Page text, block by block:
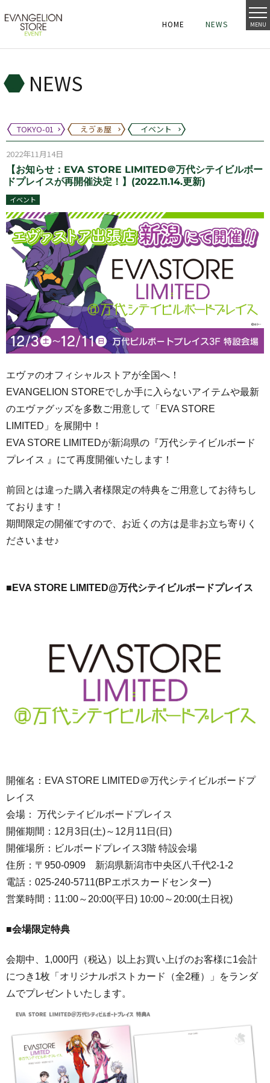
MENU
HOME
HOME NEWS
NEWS
NEWS
TOKYO-01 えゔぁ屋 イベント
2022年11月14日
【お知らせ：EVA STORE LIMITED＠万代シテイビルボー
ドプレイスが再開催決定！】(2022.11.14.更新)
イベント
エヴァのオフィシャルストアが全国へ！
EVANGELION STOREでしか手に入らないアイテムや最新
のエヴァグッズを多数ご用意して「EVA STORE
LIMITED」を展開中！
EVA STORE LIMITEDが新潟県の『万代シテイビルボード
プレイス 』にて再度開催いたします！
前回とは違った購入者様限定の特典をご用意してお待ちし
ております！
期間限定の開催ですので、お近くの方は是非お立ち寄りく
ださいませ♪
■EVA STORE LIMITED@万代シテイビルボードプレイス
開催名：EVA STORE LIMITED＠万代シテイビルボードプ
レイス
会場： 万代シテイビルボードプレイス
開催期間：12月3日(土)～12月11日(日)
開催場所：ビルボードプレイス3階 特設会場
住所：〒950-0909 新潟県新潟市中央区八千代2-1-2
電話：025-240-5711(BPエポスカードセンター)
営業時間：11:00～20:00(平日) 10:00～20:00(土日祝)
■会場限定特典
会期中、1,000円（税込）以上お買い上げのお客様に1会計
につき1枚「オリジナルポストカード（全2種）」をランダ
ムでプレゼントいたします。